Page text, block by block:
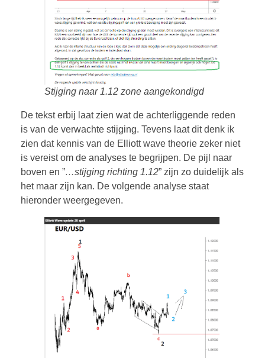
Stijging naar 1.12 zone aangekondigd
De tekst erbij laat zien wat de achterliggende reden
is van de verwachte stijging. Tevens laat dit denk ik
zien dat kennis van de Elliott wave theorie zeker niet
is vereist om de analyses te begrijpen. De pijl naar
boven en ”…stijging richting 1.12” zijn zo duidelijk als
het maar zijn kan. De volgende analyse staat
hieronder weergegeven.